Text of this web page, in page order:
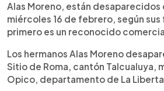
Alas Moreno, están desaparecidos
miércoles 16 de febrero, según sus
primero es un reconocido
Los hermanos Alas Moreno
Sitio de Roma, cantón Talcualuya,
Opico, departamento de La